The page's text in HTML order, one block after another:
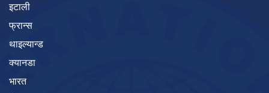
इटाली
फ्रान्स
थाइल्यान्ड
क्यानडा
भारत